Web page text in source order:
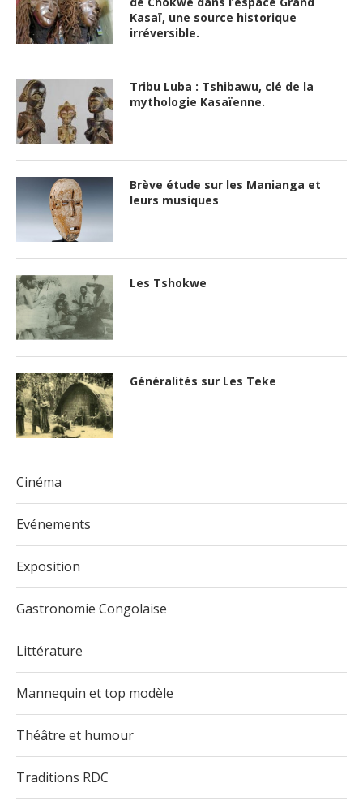
Kasaï, une source historique
irréversible.
Tribu Luba : Tshibawu, clé de la
mythologie Kasaïenne.
Brève étude sur les Manianga et
leurs musiques
Les Tshokwe
Généralités sur Les Teke
Cinéma
Evénements
Exposition
Gastronomie Congolaise
Littérature
Mannequin et top modèle
Théâtre et humour
Traditions RDC